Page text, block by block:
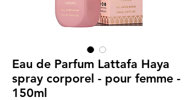
Eau de Parfum Lattafa Haya
spray corporel - pour femme -
150ml